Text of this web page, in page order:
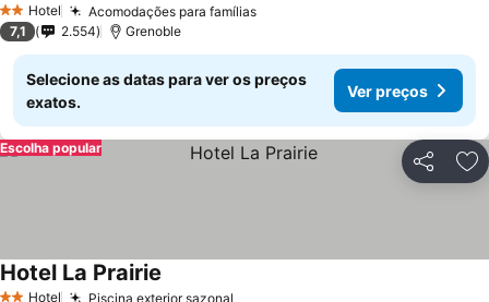
2 Estrelas
Hotel Acomodações para famíliasVer preços
7,1 2.554 Grenoble
Selecione as datas para ver os preços
exatos.
Ver preços
Partilhar
Escolha popular
Hotel Piscina exterior sazonal
Hotel La Prairie